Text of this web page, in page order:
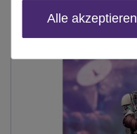
Alle akzeptieren